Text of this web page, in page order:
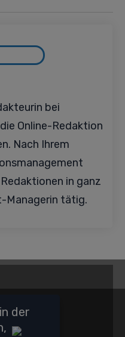
bei
Online-Redaktion
Nach Ihrem
in ganz
Managerin tätig.
der